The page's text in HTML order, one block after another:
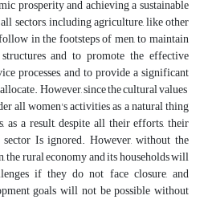
prosperity and achieving a sustainable
sectors, including agriculture, like other
in the footsteps of men, to maintain
and to promote the effective
processes, and to provide a significant
However, since the cultural values
all women's activities as a natural thing
a result, despite all their efforts, their
Is ignored. However, without the
rural economy and its households will
if they do not face closure, and
goals will not be possible without